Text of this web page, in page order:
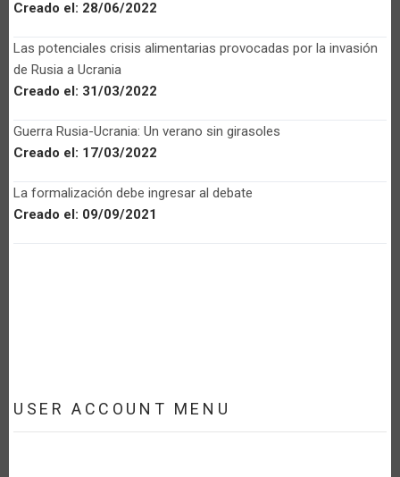
Creado el: 28/06/2022
Las potenciales crisis alimentarias provocadas por la invasión
de Rusia a Ucrania
Creado el: 31/03/2022
Guerra Rusia-Ucrania: Un verano sin girasoles
Creado el: 17/03/2022
La formalización debe ingresar al debate
Creado el: 09/09/2021
USER ACCOUNT MENU